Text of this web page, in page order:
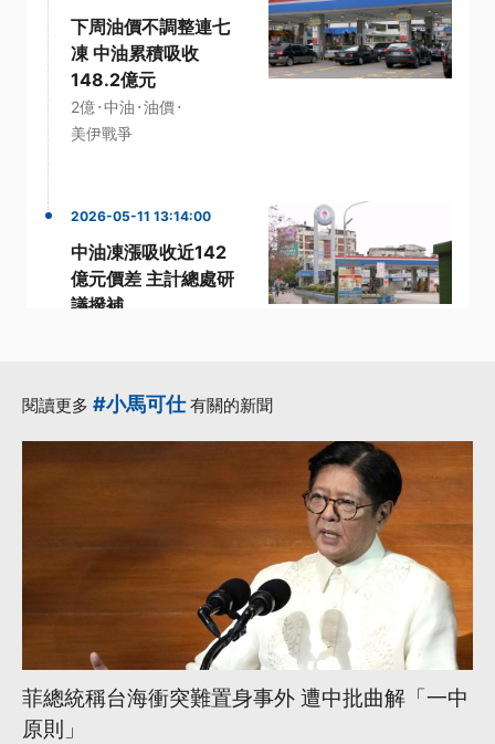
下周油價不調整連七
凍 中油累積吸收
148.2億元
2億·中油 ·油價 ·
美伊戰爭
2026-05-11 13:14:00
中油凍漲吸收近142
億元價差 主計總處研
議撥補
閱讀更多 #小馬可仕有關的新聞
菲總統稱台海衝突難置身事外 遭中批曲解「一中
原則」